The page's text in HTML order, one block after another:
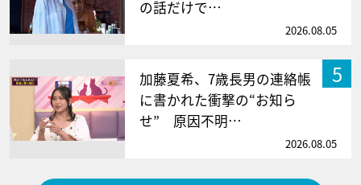
の話だけで…
2026.08.05
5
加藤夏希、7歳長男の連絡帳
に書かれた衝撃の“お知ら
せ” 原因不明…
2026.08.05